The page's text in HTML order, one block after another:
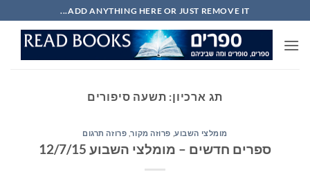
to
content
ADD ANYTHING HERE OR JUST REMOVE IT...
תג ארכיון: תשעה סיפורים
מומלצי השבוע, פרוזה מקור, פרוזה תרגום
ספרים חדשים – מומלצי השבוע 12/7/15